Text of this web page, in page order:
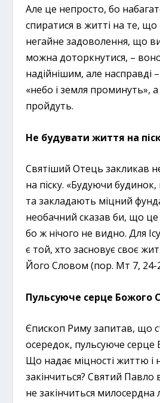
Але це непросто, бо
спиратися в житті на те,
негайне задоволення, що
можна доторкнутися, –
надійнішим, але насправді
«небо і земля проминуть», а
пройдуть.
Не будувати життя на
Святіший Отець закликав
на піску. «Будуючи
та закладають міцний
необачний сказав би, що це
бо ж нічого не видно. Для
є той, хто засновує своє
Його Словом (пор. Мт 7, 24-
Пульсуюче серце Божого
Єпископ Риму запитав, що
осередок, пульсуюче серце
Що надає міцності життю і
закінчиться? Святий Павло
не закінчиться